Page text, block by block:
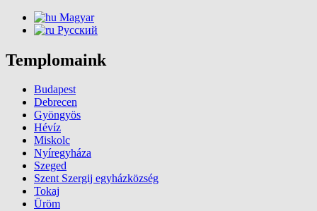
Magyar
Русский
Templomaink
Budapest
Debrecen
Gyöngyös
Hévíz
Miskolc
Nyíregyháza
Szeged
Szent Szergij egyházközség
Tokaj
Üröm